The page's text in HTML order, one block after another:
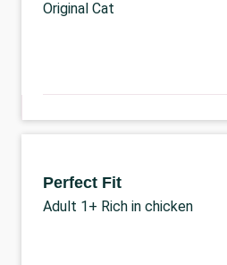
Original Cat
Perfect Fit
Adult 1+ Rich in chicken